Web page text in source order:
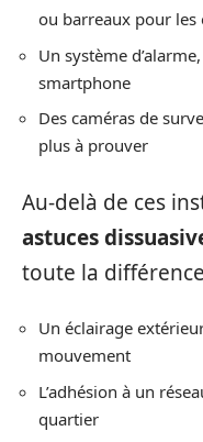
ou barreaux pour les
Un système
smartphone
Des caméras de
plus à prouver
Au-delà de ces
astuces
toute la
Un éclairage
mouvement
L’adhésion à un
quartier